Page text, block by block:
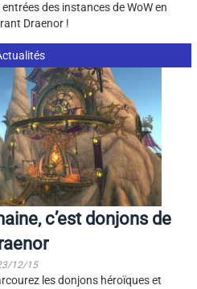
des instances de WoW en
Draenor !
c’est donjons de
12/15
les donjons héroïques et